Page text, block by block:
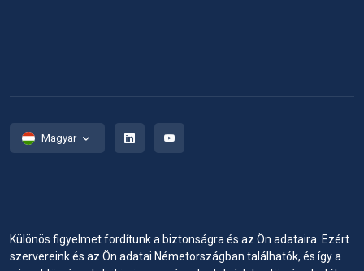
Magyar
Különös figyelmet fordítunk a biztonságra és az Ön adataira. Ezért
szervereink és az Ön adatai Németországban találhatók, és így a